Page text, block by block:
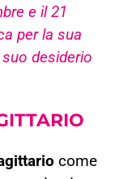
e il 21
per la sua
desiderio
come